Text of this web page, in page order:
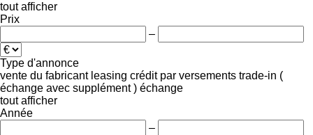
tout afficher
Prix
–
Type d'annonce
vente du fabricant leasing crédit par versements trade-in (
échange avec supplément ) échange
tout afficher
Année
–